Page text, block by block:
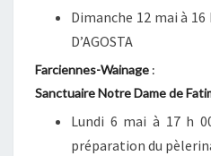
Dimanche 12 mai à
D’AGOSTA
Farciennes-Wainage :
Sanctuaire Notre Dame de
Lundi 6 mai à 17 h
préparation du